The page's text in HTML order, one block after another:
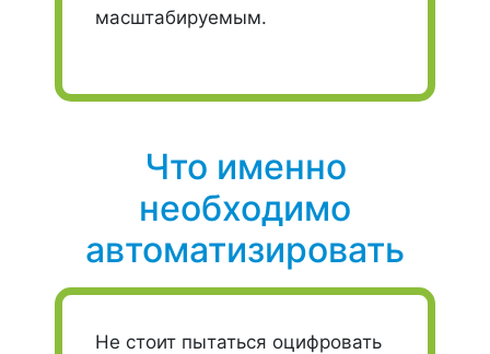
масштабируемым.
Что именно
необходимо
автоматизировать
Не стоит пытаться оцифровать